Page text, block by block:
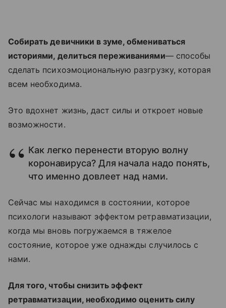
Собирать девичники в зуме, обмениваться
историями, делиться переживаниями— способы
сделать психоэмоциональную разгрузку, которая
всем необходима.
Это вдохнет жизнь, даст силы и откроет новые
возможности.
Как легко перенести вторую волну
коронавируса? Для начала надо понять,
что именно довлеет над нами.
Сейчас мы находимся в состоянии, которое
психологи называют эффектом ретравматизации,
когда мы вновь погружаемся в тяжелое
состояние, которое уже однажды случилось с
нами.
Для того, чтобы снизить эффект
ретравматизации, необходимо оценить силу